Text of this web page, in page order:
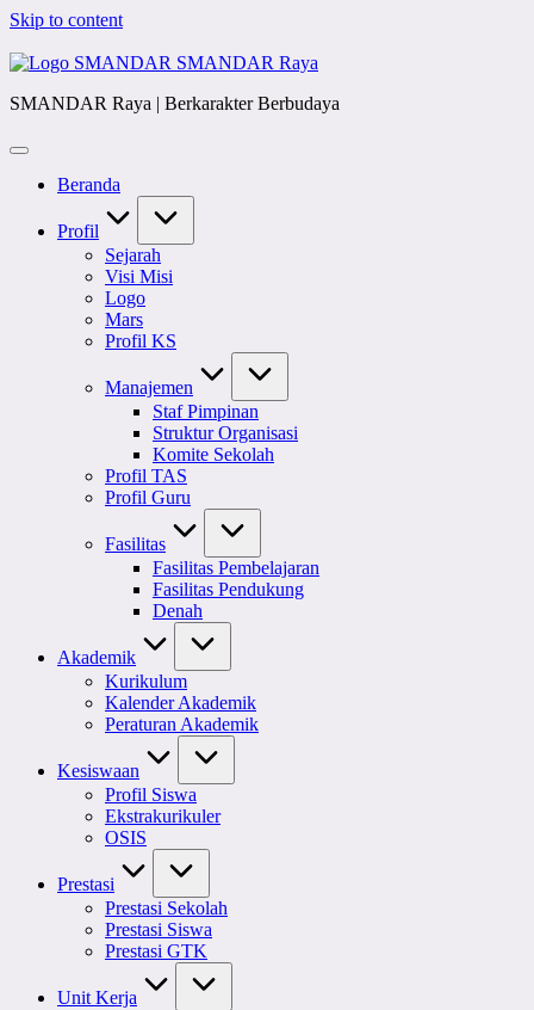
Skip to content
SMANDAR Raya
SMANDAR Raya | Berkarakter Berbudaya
Beranda
Profil
Sejarah
Visi Misi
Logo
Mars
Profil KS
Manajemen
Staf Pimpinan
Struktur Organisasi
Komite Sekolah
Profil TAS
Profil Guru
Fasilitas
Fasilitas Pembelajaran
Fasilitas Pendukung
Denah
Akademik
Kurikulum
Kalender Akademik
Peraturan Akademik
Kesiswaan
Profil Siswa
Ekstrakurikuler
OSIS
Prestasi
Prestasi Sekolah
Prestasi Siswa
Prestasi GTK
Unit Kerja